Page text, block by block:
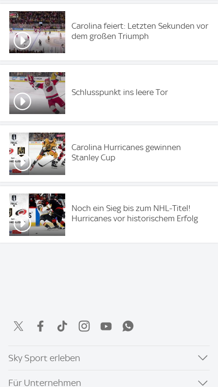
Carolina feiert: Letzten Sekunden vor
dem großen Triumph
Schlusspunkt ins leere Tor
Carolina Hurricanes gewinnen
Stanley Cup
Noch ein Sieg bis zum NHL-Titel!
Hurricanes vor historischem Erfolg
Sky Sport erleben
Für Unternehmen